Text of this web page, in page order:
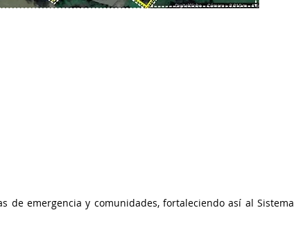
de emergencia y comunidades, fortaleciendo así al Sistema